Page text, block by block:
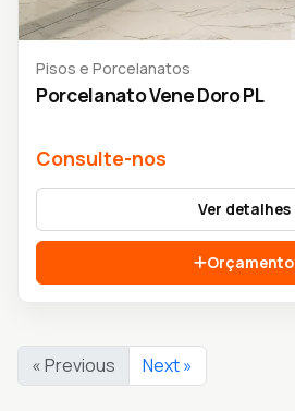
Pisos e Porcelanatos
Porcelanato Vene Doro PL
Consulte-nos
Ver detalhes
Orçamento
« Previous Next »